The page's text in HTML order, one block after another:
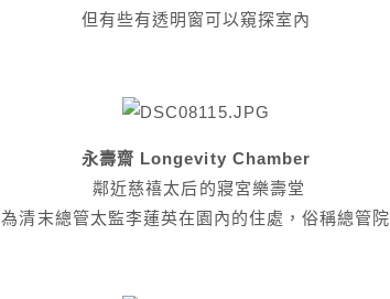
但有些有透明窗可以窺探室內
永壽齋 Longevity Chamber
鄰近慈禧太后的寢宮樂壽堂
為清末總管太監李蓮英在園內的住處，俗稱總管院